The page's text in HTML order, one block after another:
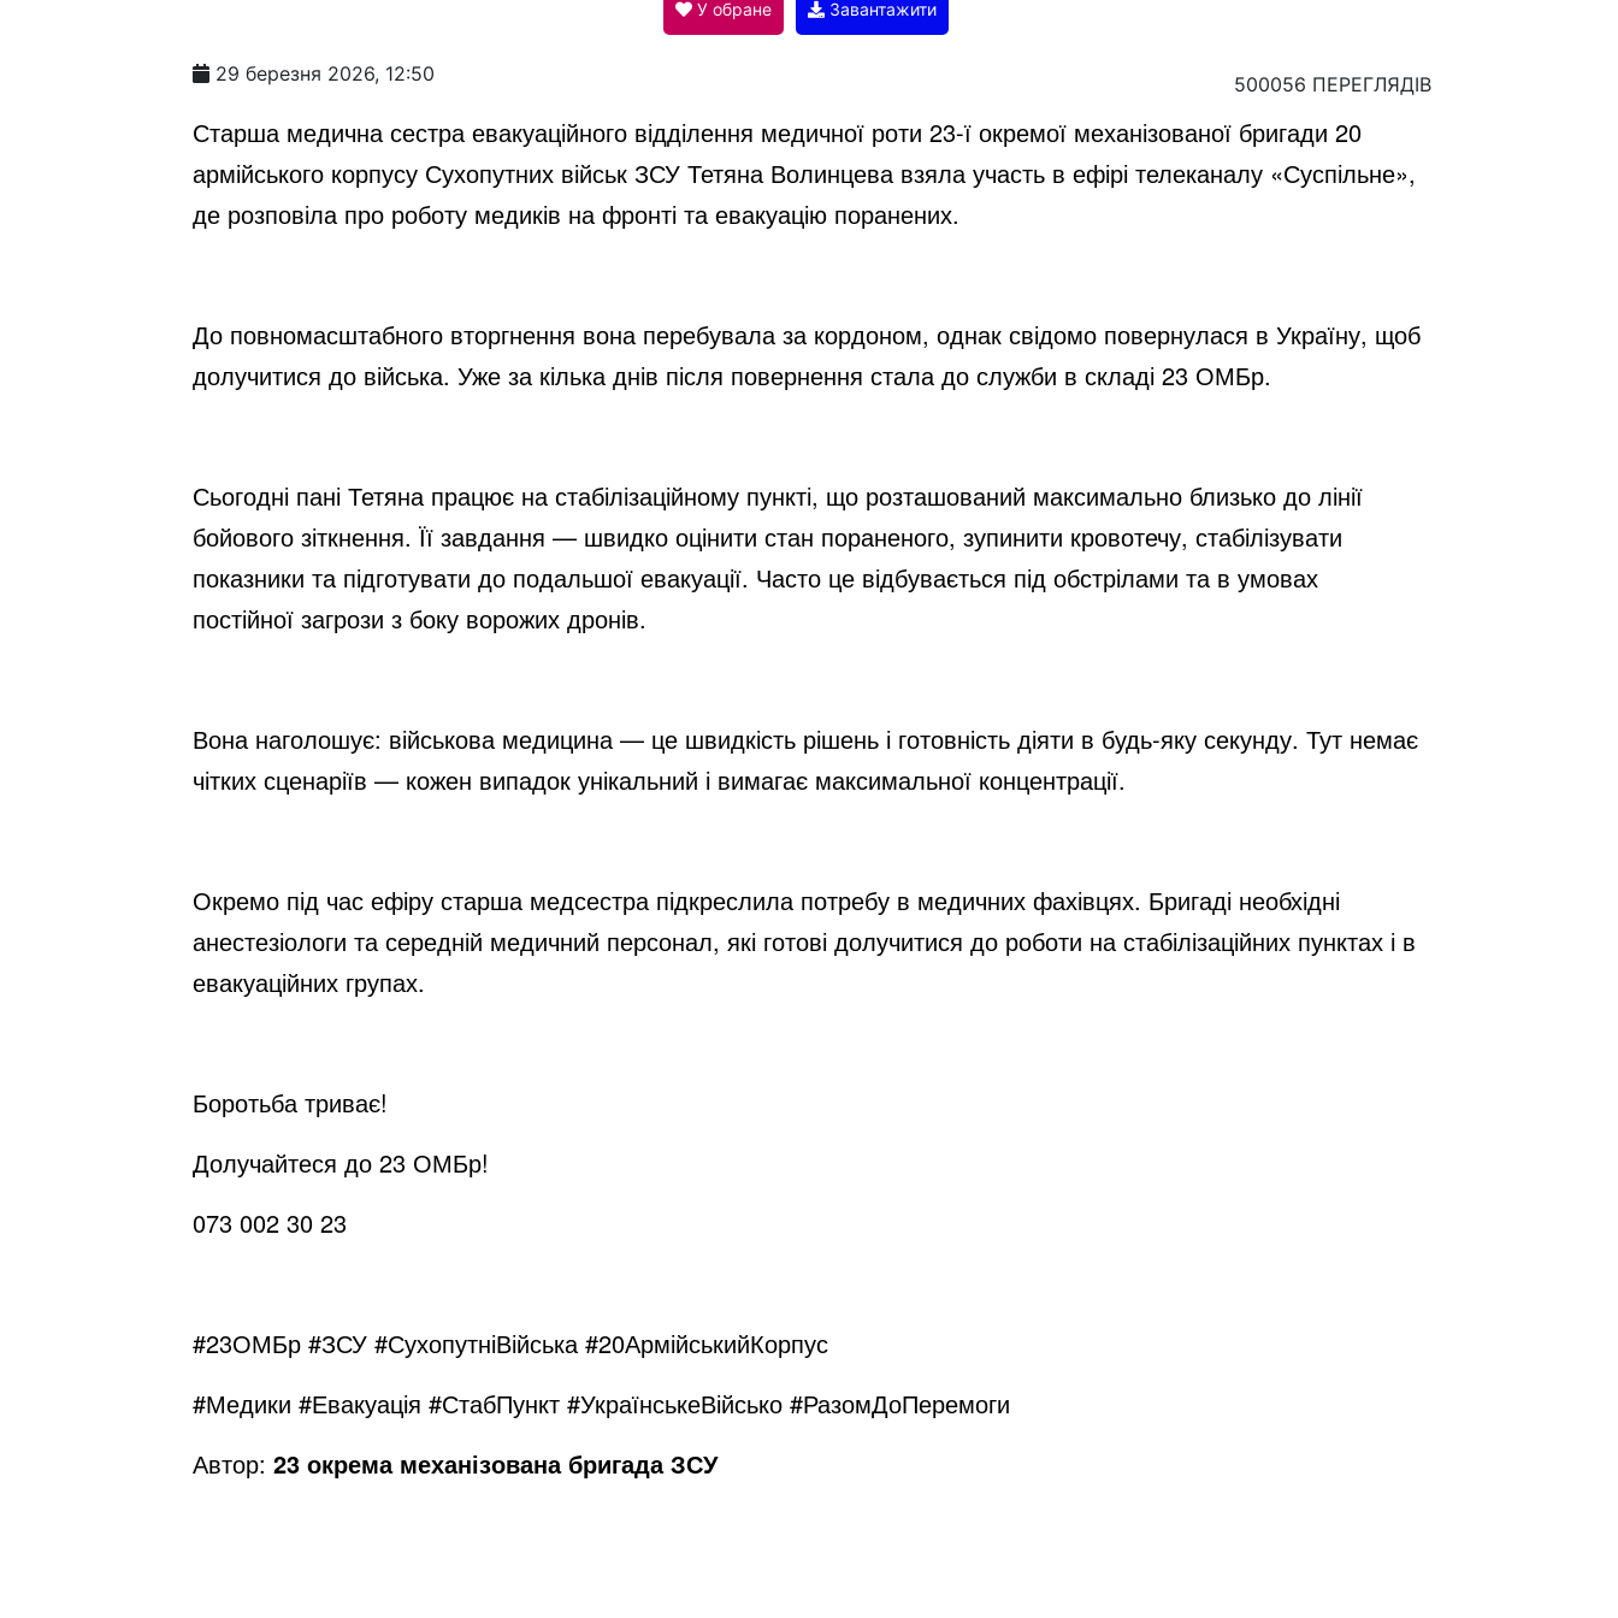
d
o
У обране Завантажити
29 березня 2026, 12:50 500056 ПЕРЕГЛЯДІВ
Старша медична сестра евакуаційного відділення медичної роти 23-ї окремої механізованої бригади 20
армійського корпусу Сухопутних військ ЗСУ Тетяна Волинцева взяла участь в ефірі телеканалу «Суспільне»,
де розповіла про роботу медиків на фронті та евакуацію поранених.
До повномасштабного вторгнення вона перебувала за кордоном, однак свідомо повернулася в Україну, щоб
долучитися до війська. Уже за кілька днів після повернення стала до служби в складі 23 ОМБр.
Сьогодні пані Тетяна працює на стабілізаційному пункті, що розташований максимально близько до лінії
бойового зіткнення. Її завдання — швидко оцінити стан пораненого, зупинити кровотечу, стабілізувати
показники та підготувати до подальшої евакуації. Часто це відбувається під обстрілами та в умовах
постійної загрози з боку ворожих дронів.
Вона наголошує: військова медицина — це швидкість рішень і готовність діяти в будь-яку секунду. Тут немає
чітких сценаріїв — кожен випадок унікальний і вимагає максимальної концентрації.
Окремо під час ефіру старша медсестра підкреслила потребу в медичних фахівцях. Бригаді необхідні
анестезіологи та середній медичний персонал, які готові долучитися до роботи на стабілізаційних пунктах і в
евакуаційних групах.
Боротьба триває!
Долучайтеся до 23 ОМБр!
073 002 30 23
#23ОМБр #ЗСУ #СухопутніВійська #20АрмійськийКорпус
#Медики #Евакуація #СтабПункт #УкраїнськеВійсько #РазомДоПеремоги
Автор: 23 окрема механізована бригада ЗСУ